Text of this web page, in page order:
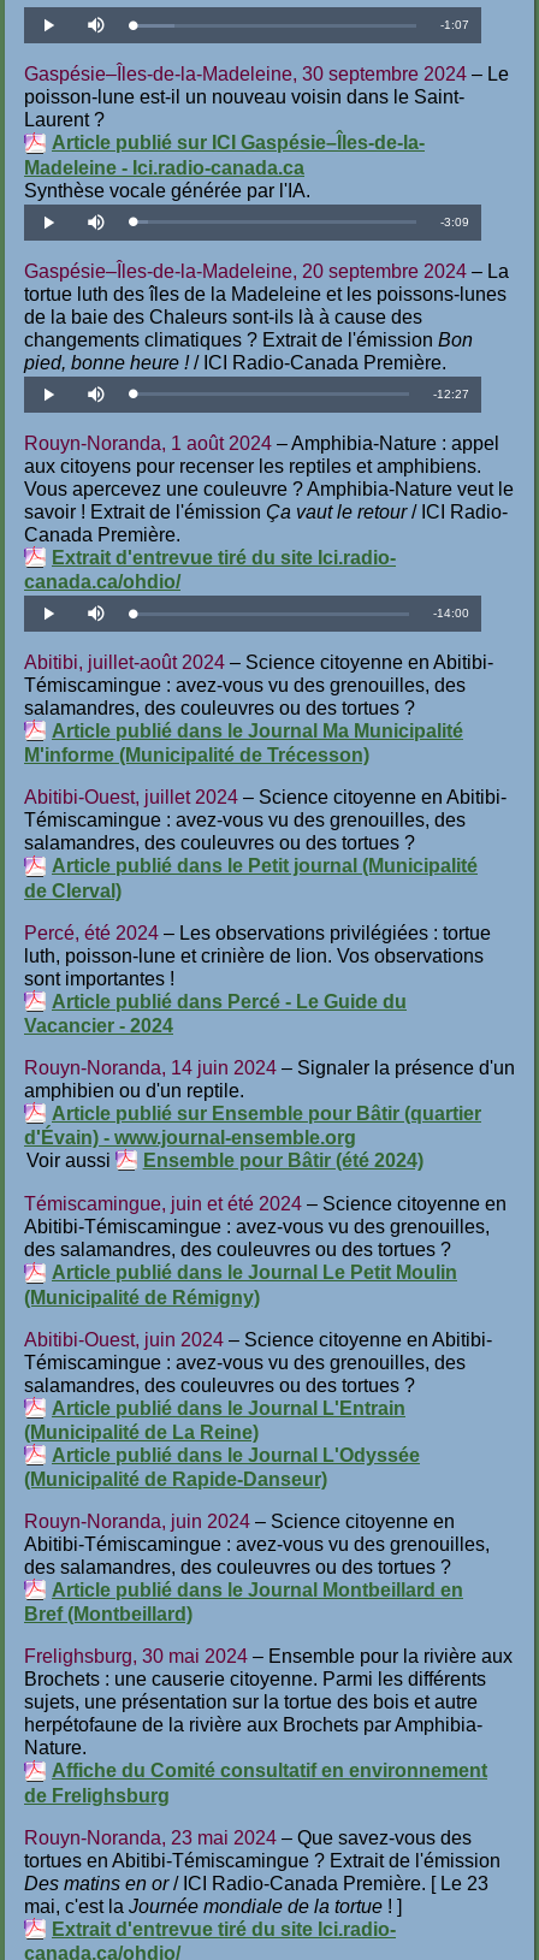
Lecture
Désactiver
le
Téléchargé:
14.82%
Temps
-1:07
Gaspésie–Îles-de-la-Madeleine, 30 septembre 2024 – Le
poisson-lune est-il un nouveau voisin dans le Saint-
Laurent ?
Article publié sur ICI Gaspésie–Îles-de-la-
Madeleine - Ici.radio-canada.ca
Synthèse vocale générée par l'IA.
Lecture
Désactiver
le
Téléchargé:
5.31%
Temps
-3:09
Gaspésie–Îles-de-la-Madeleine, 20 septembre 2024 – La
tortue luth des îles de la Madeleine et les poissons-lunes
de la baie des Chaleurs sont-ils là à cause des
changements climatiques ? Extrait de l'émission Bon
pied, bonne heure !/ ICI Radio-Canada Première.
Lecture
Désactiver
le
Téléchargé:
1.34%
Temps
-12:27
Rouyn-Noranda, 1 août 2024 – Amphibia-Nature : appel
aux citoyens pour recenser les reptiles et amphibiens.
Vous apercevez une couleuvre ? Amphibia-Nature veut le
savoir ! Extrait de l'émission Ça vaut le retour/ ICI Radio-
Canada Première.
Extrait d'entrevue tiré du site Ici.radio-
canada.ca/ohdio/
Lecture
Désactiver
le
Téléchargé:
1.19%
Temps
-14:00
Abitibi, juillet-août 2024 – Science citoyenne en Abitibi-
Témiscamingue : avez-vous vu des grenouilles, des
salamandres, des couleuvres ou des tortues ?
Article publié dans le Journal Ma Municipalité
M'informe (Municipalité de Trécesson)
Abitibi-Ouest, juillet 2024 – Science citoyenne en Abitibi-
Témiscamingue : avez-vous vu des grenouilles, des
salamandres, des couleuvres ou des tortues ?
Article publié dans le Petit journal (Municipalité
de Clerval)
Percé, été 2024 – Les observations privilégiées : tortue
luth, poisson-lune et crinière de lion. Vos observations
sont importantes !
Article publié dans Percé - Le Guide du
Vacancier - 2024
Rouyn-Noranda, 14 juin 2024 – Signaler la présence d'un
amphibien ou d'un reptile.
Article publié sur Ensemble pour Bâtir (quartier
d'Évain) - www.journal-ensemble.org
Voir aussi
Ensemble pour Bâtir (été 2024)
Témiscamingue, juin et été 2024 – Science citoyenne en
Abitibi-Témiscamingue : avez-vous vu des grenouilles,
des salamandres, des couleuvres ou des tortues ?
Article publié dans le Journal Le Petit Moulin
(Municipalité de Rémigny)
Abitibi-Ouest, juin 2024 – Science citoyenne en Abitibi-
Témiscamingue : avez-vous vu des grenouilles, des
salamandres, des couleuvres ou des tortues ?
Article publié dans le Journal L'Entrain
(Municipalité de La Reine)
Article publié dans le Journal L'Odyssée
(Municipalité de Rapide-Danseur)
Rouyn-Noranda, juin 2024 – Science citoyenne en
Abitibi-Témiscamingue : avez-vous vu des grenouilles,
des salamandres, des couleuvres ou des tortues ?
Article publié dans le Journal Montbeillard en
Bref (Montbeillard)
Frelighsburg, 30 mai 2024 – Ensemble pour la rivière aux
Brochets : une causerie citoyenne. Parmi les différents
sujets, une présentation sur la tortue des bois et autre
herpétofaune de la rivière aux Brochets par Amphibia-
Nature.
Affiche du Comité consultatif en environnement
de Frelighsburg
Rouyn-Noranda, 23 mai 2024 – Que savez-vous des
tortues en Abitibi-Témiscamingue ? Extrait de l'émission
Des matins en or/ ICI Radio-Canada Première. [ Le 23
mai, c'est la Journée mondiale de la tortue ! ]
Extrait d'entrevue tiré du site Ici.radio-
canada.ca/ohdio/